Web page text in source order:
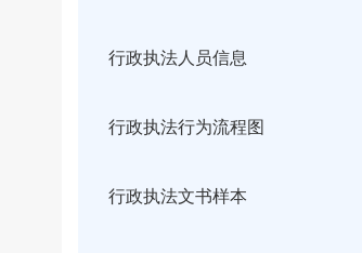
行政执法人员信息
行政执法行为流程图
行政执法文书样本